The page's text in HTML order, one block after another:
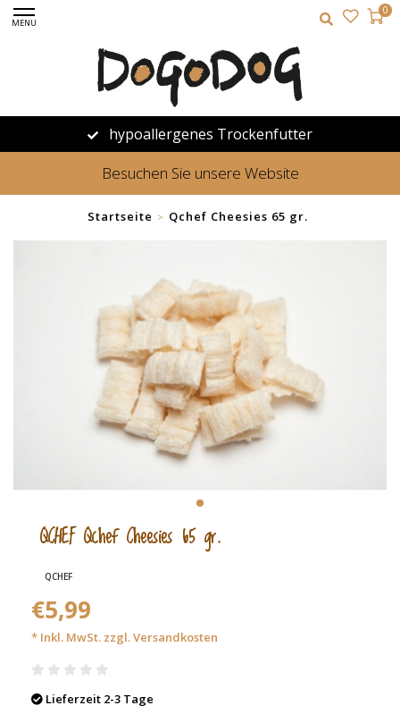
MENU
0
hypoallergenes Trockenfutter
Besuchen Sie unsere Website
Startseite > Qchef Cheesies 65 gr.
QCHEF Qchef Cheesies 65 gr.
QCHEF
€5,99
* Inkl. MwSt. zzgl.Versandkosten
Lieferzeit 2-3 Tage